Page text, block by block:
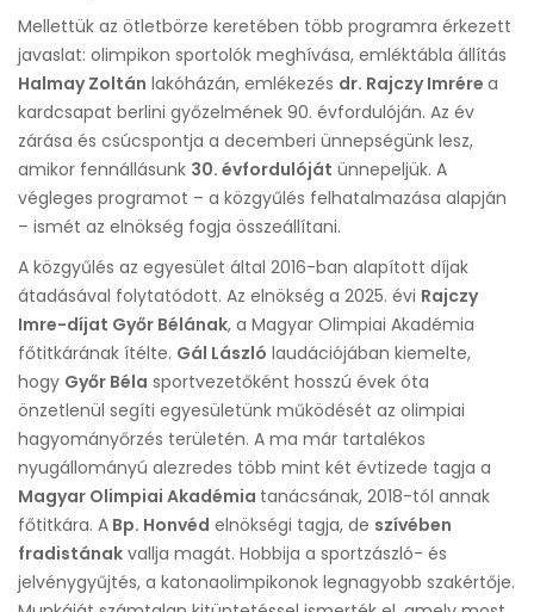
Mellettük az ötletbörze keretében több programra érkezett
javaslat: olimpikon sportolók meghívása, emléktábla állítás
Halmay Zoltán lakóházán, emlékezés dr. Rajczy Imrére a
kardcsapat berlini győzelmének 90. évfordulóján. Az év
zárása és csúcspontja a decemberi ünnepségünk lesz,
amikor fennállásunk 30. évfordulóját ünnepeljük. A
végleges programot – a közgyűlés felhatalmazása alapján
– ismét az elnökség fogja összeállítani.
A közgyűlés az egyesület által 2016-ban alapított díjak
átadásával folytatódott. Az elnökség a 2025. évi Rajczy
Imre-díjat Győr Bélának, a Magyar Olimpiai Akadémia
főtitkárának ítélte. Gál László laudációjában kiemelte,
hogy Győr Béla sportvezetőként hosszú évek óta
önzetlenül segíti egyesületünk működését az olimpiai
hagyományőrzés területén. A ma már tartalékos
nyugállományú alezredes több mint két évtizede tagja a
Magyar Olimpiai Akadémia tanácsának, 2018-tól annak
főtitkára. A Bp. Honvéd elnökségi tagja, de szívében
fradistának vallja magát. Hobbija a sportzászló- és
jelvénygyűjtés, a katonaolimpikonok legnagyobb szakértője.